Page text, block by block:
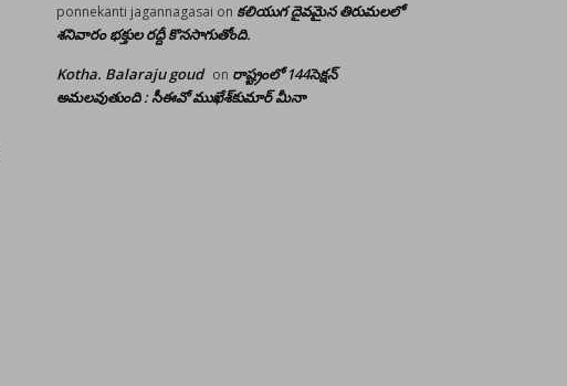
ponnekanti jagannagasai on కలియుగ దైవమైన తిరుమలలో
శనివారం భక్తుల రద్దీ కొనసాగుతోంది.
Kotha. Balaraju goud on రాష్ట్రంలో 144సెక్షన్
అమలవుతుంది : సీఈవో ముఖేశ్‌కుమార్‌ మీనా